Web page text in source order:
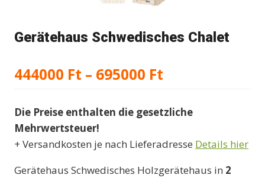
Gerätehaus Schwedisches Chalet
444000 Ft – 695000 Ft
bis
695000 Ft
Die Preise enthalten die gesetzliche
Mehrwertsteuer!
+ Versandkosten je nach Lieferadresse Details hier
Gerätehaus Schwedisches Holzgerätehaus in 2